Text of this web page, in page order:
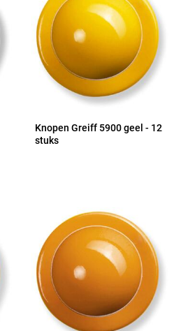
Knopen Greiff 5900 geel - 12
stuks